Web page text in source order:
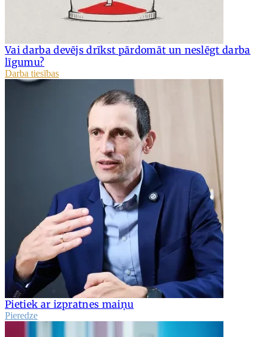
Vai darba devējs drīkst pārdomāt un neslēgt darba
līgumu?
Darba tiesības
Pietiek ar izpratnes maiņu
Pieredze